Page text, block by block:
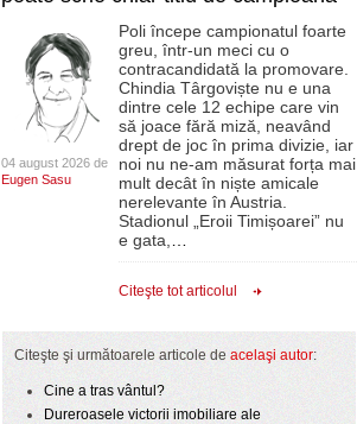
04 august 2026 de
Eugen Sasu
Poli începe campionatul foarte
greu, într-un meci cu o
contracandidată la promovare.
Chindia Târgoviște nu e una
dintre cele 12 echipe care vin
să joace fără miză, neavând
drept de joc în prima divizie, iar
noi nu ne-am măsurat forța mai
mult decât în niște amicale
nerelevante în Austria.
Stadionul „Eroii Timișoarei” nu
e gata,
Citeşte tot articolul
Citeşte şi următoarele articole de acelaşi autor:
Cine a tras vântul?
Dureroasele victorii imobiliare ale